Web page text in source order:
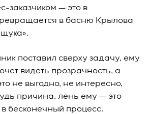
заказчиком — это в
в басню Крылова
поставил сверху задачу, ему
видеть прозрачность, а
не выгодно, не интересно,
причина, лень ему — это
бесконечный процесс.